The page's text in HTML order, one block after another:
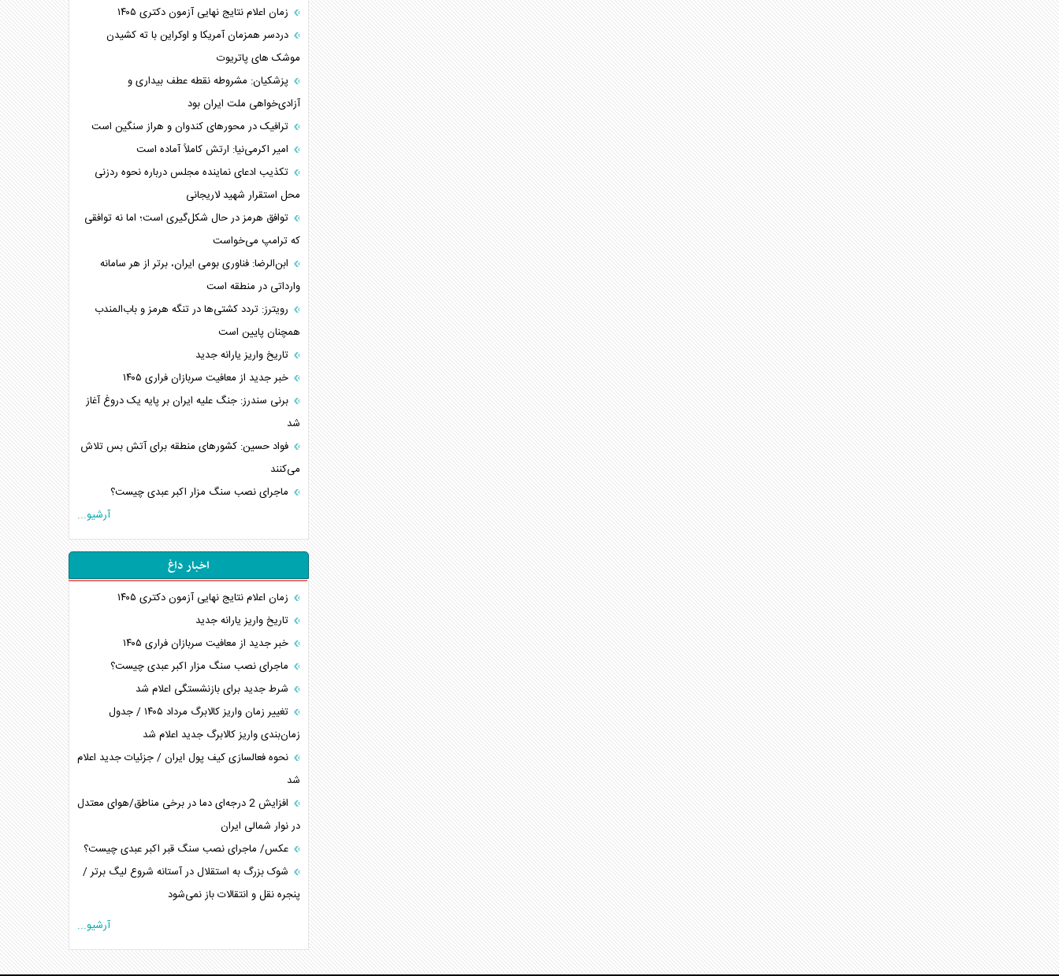
زمان اعلام نتایج نهایی آزمون دکتری ۱۴۰۵
دردسر همزمان آمریکا و اوکراین با ته کشیدن
موشک های پاتریوت
پزشکیان: مشروطه نقطه عطف بیداری و
آزادی‌خواهی ملت ایران بود
ترافیک در محورهای کندوان و هراز سنگین است
امیر اکرمی‌نیا: ارتش کاملاً آماده است
تکذیب ادعای نماینده مجلس درباره نحوه ردزنی
محل استقرار شهید لاریجانی
توافق هرمز در حال شکل‌گیری است؛ اما نه توافقی
که ترامپ می‌خواست
ابن‌الرضا: فناوری بومی ایران، برتر از هر سامانه
وارداتی در منطقه است
رویترز: تردد کشتی‌ها در تنگه هرمز و باب‌المندب
همچنان پایین است
تاریخ واریز یارانه جدید
خبر جدید از معافیت سربازان فراری ۱۴۰۵
برنی سندرز: جنگ علیه ایران بر پایه یک دروغ آغاز
شد
فواد حسین: کشورهای منطقه برای آتش بس تلاش
می‌کنند
ماجرای نصب سنگ مزار اکبر عبدی چیست؟
آرشیو...
اخبار داغ
زمان اعلام نتایج نهایی آزمون دکتری ۱۴۰۵
تاریخ واریز یارانه جدید
خبر جدید از معافیت سربازان فراری ۱۴۰۵
ماجرای نصب سنگ مزار اکبر عبدی چیست؟
شرط جدید برای بازنشستگی اعلام شد
تغییر زمان واریز کالابرگ مرداد ۱۴۰۵ / جدول
زمان‌بندی واریز کالابرگ جدید اعلام شد
نحوه فعالسازی کیف پول ایران / جزئیات جدید اعلام
شد
افزایش 2 درجه‌ای دما در برخی مناطق/هوای معتدل
در نوار شمالی ایران
عکس/ ماجرای نصب سنگ قبر اکبر عبدی چیست؟
شوک بزرگ به استقلال در آستانه شروع لیگ برتر /
پنجره نقل و انتقالات باز نمی‌شود
آرشیو...